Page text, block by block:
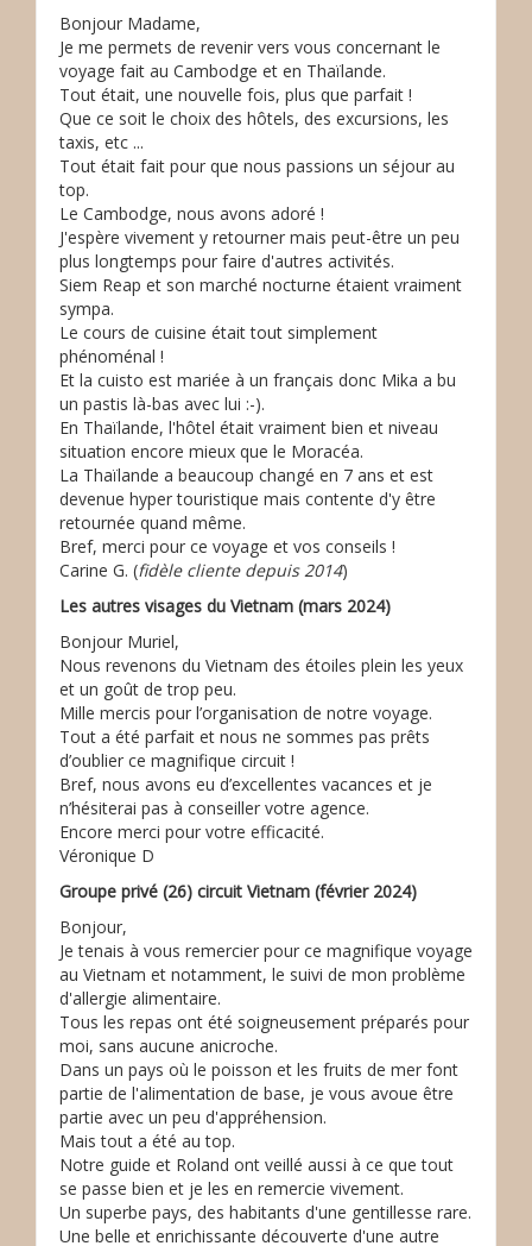
Bonjour Madame,
Je me permets de revenir vers vous concernant le
voyage fait au Cambodge et en Thaïlande.
Tout était, une nouvelle fois, plus que parfait !
Que ce soit le choix des hôtels, des excursions, les
taxis, etc ...
Tout était fait pour que nous passions un séjour au
top.
Le Cambodge, nous avons adoré !
J'espère vivement y retourner mais peut-être un peu
plus longtemps pour faire d'autres activités.
Siem Reap et son marché nocturne étaient vraiment
sympa.
Le cours de cuisine était tout simplement
phénoménal !
Et la cuisto est mariée à un français donc Mika a bu
un pastis là-bas avec lui :-).
En Thaïlande, l'hôtel était vraiment bien et niveau
situation encore mieux que le Moracéa.
La Thaïlande a beaucoup changé en 7 ans et est
devenue hyper touristique mais contente d'y être
retournée quand même.
Bref, merci pour ce voyage et vos conseils !
Carine G. (fidèle cliente depuis 2014)
Les autres visages du Vietnam (mars 2024)
Bonjour Muriel,
Nous revenons du Vietnam des étoiles plein les yeux
et un goût de trop peu.
Mille mercis pour l’organisation de notre voyage.
Tout a été parfait et nous ne sommes pas prêts
d’oublier ce magnifique circuit !
Bref, nous avons eu d’excellentes vacances et je
n’hésiterai pas à conseiller votre agence.
Encore merci pour votre efficacité.
Véronique D
Groupe privé (26) circuit Vietnam (février 2024)
Bonjour,
Je tenais à vous remercier pour ce magnifique voyage
au Vietnam et notamment, le suivi de mon problème
d'allergie alimentaire.
Tous les repas ont été soigneusement préparés pour
moi, sans aucune anicroche.
Dans un pays où le poisson et les fruits de mer font
partie de l'alimentation de base, je vous avoue être
partie avec un peu d'appréhension.
Mais tout a été au top.
Notre guide et Roland ont veillé aussi à ce que tout
se passe bien et je les en remercie vivement.
Un superbe pays, des habitants d'une gentillesse rare.
Une belle et enrichissante découverte d'une autre